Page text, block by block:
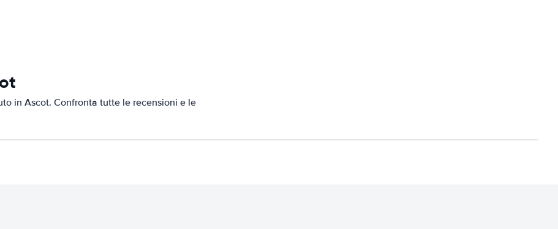
in Ascot. Confronta tutte le recensioni e le